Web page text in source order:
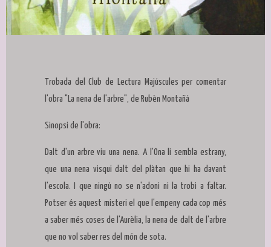
Trobada del Club de Lectura Majúscules per comentar
l'obra "La nena de l'arbre", de Rubèn Montañá
Sinopsi de l'obra:
Dalt d'un arbre viu una nena. A l'Ona li sembla estrany,
que una nena visqui dalt del plàtan que hi ha davant
l'escola. I que ningú no se n'adoni ni la trobi a faltar.
Potser és aquest misteri el que l'empeny cada cop més
a saber més coses de l'Aurèlia, la nena de dalt de l'arbre
que no vol saber res del món de sota.